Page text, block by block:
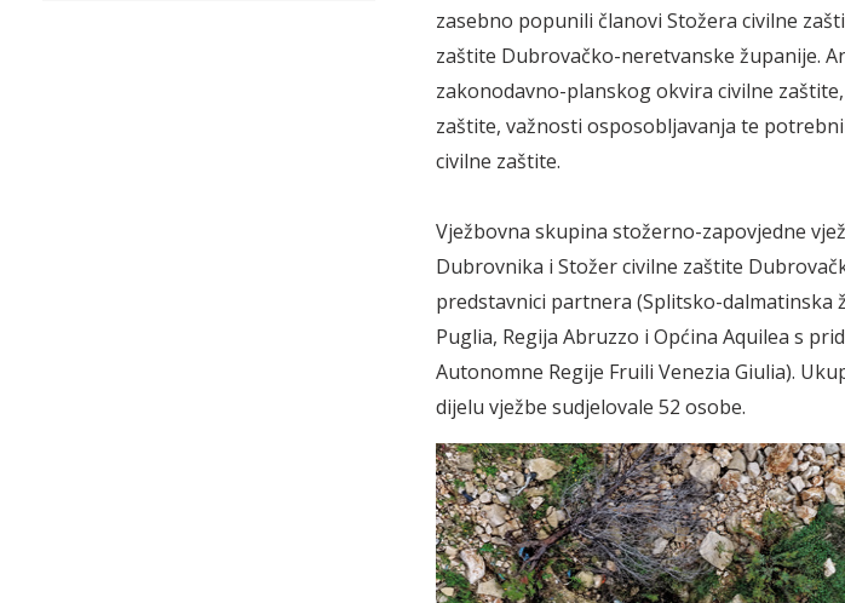
zasebno popunili članovi Stožera civilne
zaštite Dubrovačko-neretvanske županije.
zakonodavno-planskog okvira civilne
zaštite, važnosti osposobljavanja te
civilne zaštite.
Vježbovna skupina stožerno-zapovjedne
Dubrovnika i Stožer civilne zaštite
predstavnici partnera (Splitsko-dalmatinska
Puglia, Regija Abruzzo i Općina Aquilea s
Autonomne Regije Fruili Venezia Giulia).
dijelu vježbe sudjelovale 52 osobe.